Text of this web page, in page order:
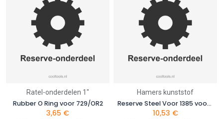
Ratel-onderdelen 1"
Rubber O Ring voor 729/OR2
3,65 €
Hamers kunststof
Reserve Steel Voor 1385 voor 1385MR 400
10,53 €